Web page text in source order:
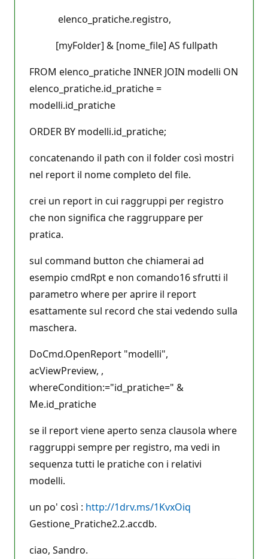
elenco_pratiche.registro,
[myFolder] & [nome_file] AS fullpath
FROM elenco_pratiche INNER JOIN modelli ON
elenco_pratiche.id_pratiche =
modelli.id_pratiche
ORDER BY modelli.id_pratiche;
concatenando il path con il folder così mostri
nel report il nome completo del file.
crei un report in cui raggruppi per registro
che non significa che raggruppare per
pratica.
sul command button che chiamerai ad
esempio cmdRpt e non comando16 sfrutti il
parametro where per aprire il report
esattamente sul record che stai vedendo sulla
maschera.
DoCmd.OpenReport "modelli",
acViewPreview, ,
whereCondition:="id_pratiche=" &
Me.id_pratiche
se il report viene aperto senza clausola where
raggruppi sempre per registro, ma vedi in
sequenza tutti le pratiche con i relativi
modelli.
un po' così : http://1drv.ms/1KvxOiq
Gestione_Pratiche2.2.accdb.
ciao, Sandro.